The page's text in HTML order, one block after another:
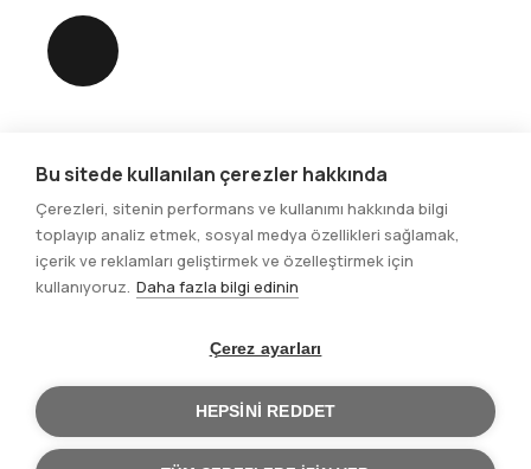
Gönder
© 2025. Tüm hakları saklıdır.
Site Gizlilik Bildirimi
Site Kullanım Şartları
Bu sitede kullanılan çerezler hakkında
Çerezleri, sitenin performans ve kullanımı hakkında bilgi
toplayıp analiz etmek, sosyal medya özellikleri sağlamak,
içerik ve reklamları geliştirmek ve özelleştirmek için
kullanıyoruz. Daha fazla bilgi edinin
Çerez ayarları
HEPSINI REDDET